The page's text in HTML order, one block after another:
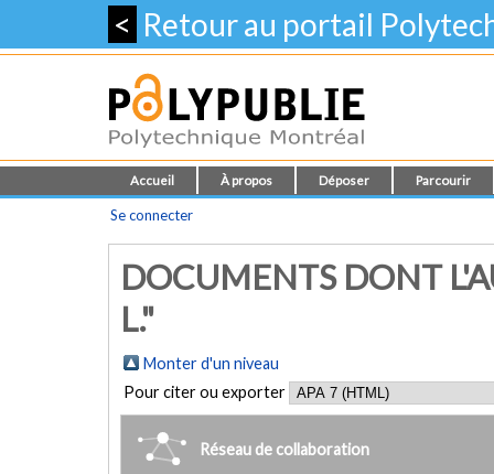
< Retour au portail
Accueil À propos Déposer Parcourir
Se connecter
DOCUMENTS DONT
L."
Monter d'un niveau
Pour citer ou exporter
Réseau de collaboration